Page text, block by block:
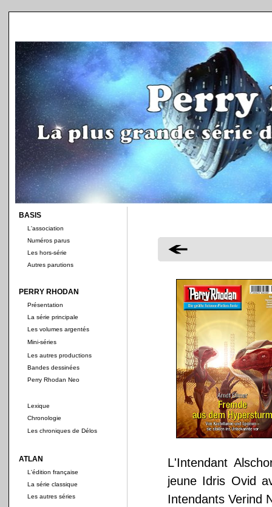
BASIS
L'association
Numéros parus
Les hors-série
Autres parutions
PERRY RHODAN
Présentation
La série principale
Les volumes argentés
Mini-séries
Les autres productions
Bandes dessinées
Perry Rhodan Neo
Lexique
Chronologie
Les chroniques de Délos
ATLAN
L'édition française
La série classique
Les autres séries
L'Intendant
jeune Idris Ovid
Intendants Verind